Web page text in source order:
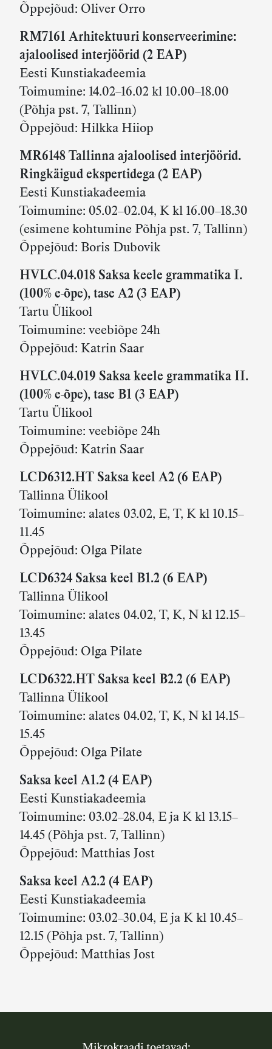
Õppejõud: Oliver Orro
RM7161 Arhitektuuri konserveerimine:
ajaloolised interjöörid (2 EAP)
Eesti Kunstiakadeemia
Toimumine: 14.02–16.02 kl 10.00–18.00
(Põhja pst. 7, Tallinn)
Õppejõud: Hilkka Hiiop
MR6148 Tallinna ajaloolised interjöörid.
Ringkäigud ekspertidega (2 EAP)
Eesti Kunstiakadeemia
Toimumine: 05.02–02.04, K kl 16.00–18.30
(esimene kohtumine Põhja pst. 7, Tallinn)
Õppejõud: Boris Dubovik
HVLC.04.018 Saksa keele grammatika I.
(100% e-õpe), tase A2 (3 EAP)
Tartu Ülikool
Toimumine: veebiõpe 24h
Õppejõud: Katrin Saar
HVLC.04.019 Saksa keele grammatika II.
(100% e-õpe), tase B1 (3 EAP)
Tartu Ülikool
Toimumine: veebiõpe 24h
Õppejõud: Katrin Saar
LCD6312.HT Saksa keel A2 (6 EAP)
Tallinna Ülikool
Toimumine: alates 03.02, E, T, K kl 10.15–
11.45
Õppejõud: Olga Pilate
LCD6324 Saksa keel B1.2 (6 EAP)
Tallinna Ülikool
Toimumine: alates 04.02, T, K, N kl 12.15–
13.45
Õppejõud: Olga Pilate
LCD6322.HT Saksa keel B2.2 (6 EAP)
Tallinna Ülikool
Toimumine: alates 04.02, T, K, N kl 14.15–
15.45
Õppejõud: Olga Pilate
Saksa keel A1.2 (4 EAP)
Eesti Kunstiakadeemia
Toimumine: 03.02–28.04, E ja K kl 13.15–
14.45 (Põhja pst. 7, Tallinn)
Õppejõud: Matthias Jost
Saksa keel A2.2 (4 EAP)
Eesti Kunstiakadeemia
Toimumine: 03.02–30.04, E ja K kl 10.45–
12.15 (Põhja pst. 7, Tallinn)
Õppejõud: Matthias Jost